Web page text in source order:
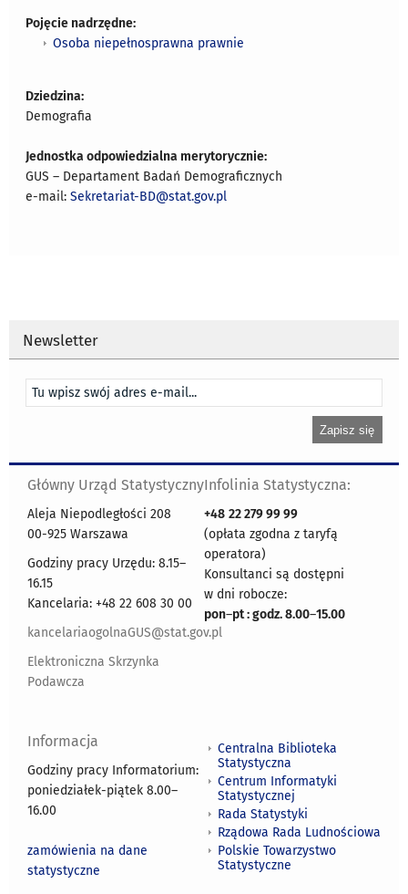
Pojęcie nadrzędne:
Osoba niepełnosprawna prawnie
Dziedzina:
Demografia
Jednostka odpowiedzialna merytorycznie:
GUS – Departament Badań Demograficznych
e-mail:Sekretariat-BD@stat.gov.pl
Newsletter
Główny Urząd Statystyczny
Aleja Niepodległości 208
00-925 Warszawa
Godziny pracy Urzędu: 8.15–
16.15
Kancelaria: +48 22 608 30 00
kancelariaogolnaGUS@stat.gov.pl
Elektroniczna Skrzynka
Podawcza
Infolinia Statystyczna:
+48 22 279 99 99
(opłata zgodna z taryfą
operatora)
Konsultanci są dostępni
w dni robocze:
pon–pt : godz. 8.00–15.00
Informacja
Godziny pracy Informatorium:
poniedziałek-piątek 8.00–
16.00
zamówienia na dane
statystyczne
Centralna Biblioteka
Statystyczna
Centrum Informatyki
Statystycznej
Rada Statystyki
Rządowa Rada Ludnościowa
Polskie Towarzystwo
Statystyczne